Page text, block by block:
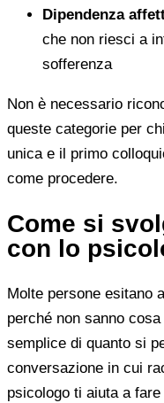
Dipendenza
che non riesci a
sofferenza
Non è necessario
queste categorie per
unica e il primo
come procedere.
Come si
con lo
Molte persone esitano
perché non sanno
semplice di quanto si
conversazione in cui
psicologo ti aiuta a fare